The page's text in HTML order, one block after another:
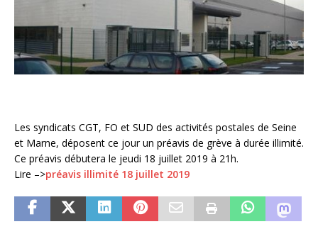
Les syndicats CGT, FO et SUD des activités postales de Seine
et Marne, déposent ce jour un préavis de grève à durée illimité.
Ce préavis débutera le jeudi 18 juillet 2019 à 21h.
Lire –>préavis illimité 18 juillet 2019